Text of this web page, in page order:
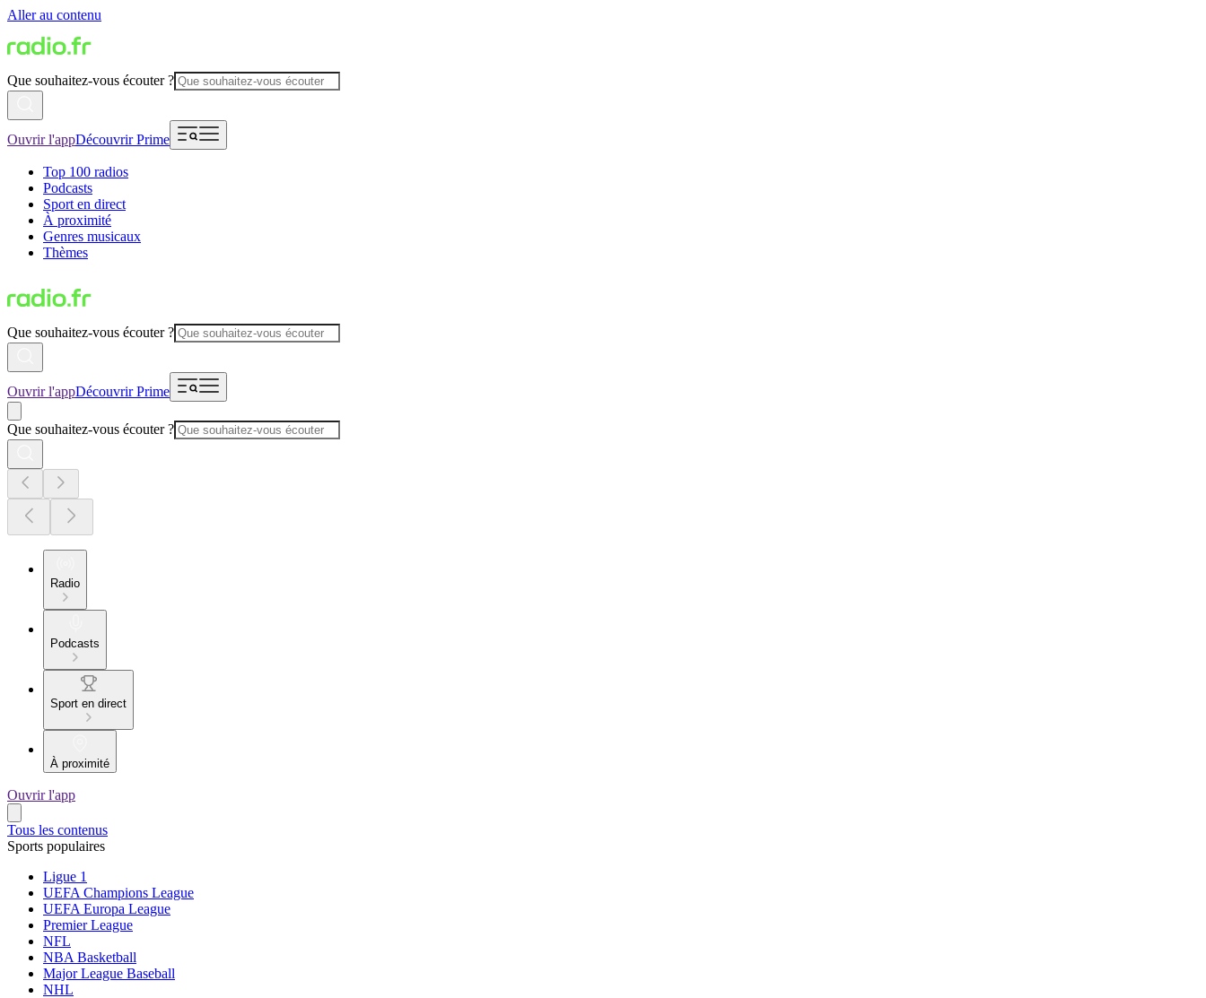
Aller au contenu
Que souhaitez-vous écouter ?
Ouvrir l'appDécouvrir Prime
Top 100 radios
Podcasts
Sport en direct
À proximité
Genres musicaux
Thèmes
Que souhaitez-vous écouter ?
Ouvrir l'appDécouvrir Prime
Que souhaitez-vous écouter ?
Radio
Podcasts
Sport en direct
À proximité
Ouvrir l'app
Tous les contenus
Sports populaires
Ligue 1
UEFA Champions League
UEFA Europa League
Premier League
NFL
NBA Basketball
Major League Baseball
NHL